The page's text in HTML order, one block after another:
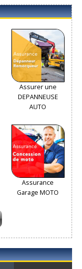
Assurer une
DEPANNEUSE
AUTO
Assurance
Garage MOTO